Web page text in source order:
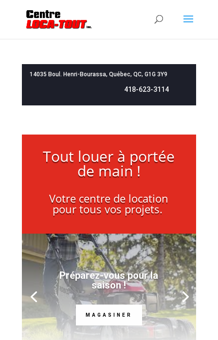
14035 Boul. Henri-Bourassa, Québec, QC, G1G 3Y9
418-623-3114
Tout louer à portée
de main !
Votre centre de location
pour tous vos projets.
Préparez-vous pour la
saison !
MAGASINER